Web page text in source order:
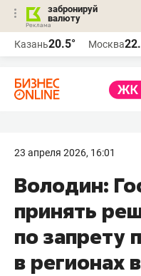
забронируй
валюту
Казань20.5° Москва
23 апреля 2026, 16:01
Володин:
принять
по запрету
в регионах